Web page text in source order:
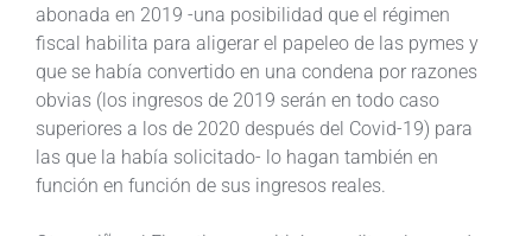
abonada en 2019 -una posibilidad que el régimen
fiscal habilita para aligerar el papeleo de las pymes y
que se había convertido en una condena por razones
obvias (los ingresos de 2019 serán en todo caso
superiores a los de 2020 después del Covid-19) para
las que la había solicitado- lo hagan también en
función en función de sus ingresos reales.